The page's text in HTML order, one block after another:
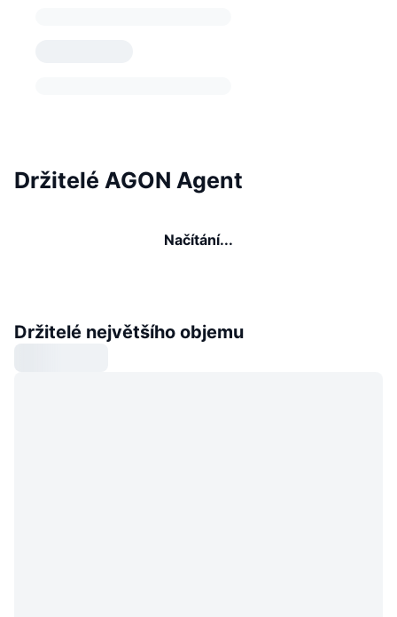
Držitelé AGON Agent
Načítání...
Držitelé největšího objemu